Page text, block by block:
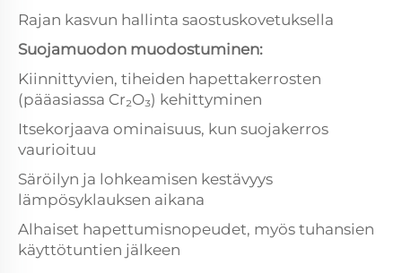
Rajan kasvun hallinta saostuskovetuksella
Suojamuodon muodostuminen:
Kiinnittyvien, tiheiden hapettakerrosten
(pääasiassa Cr₂O₃) kehittyminen
Itsekorjaava ominaisuus, kun suojakerros
vaurioituu
Säröilyn ja lohkeamisen kestävyys
lämpösyklauksen aikana
Alhaiset hapettumisnopeudet, myös tuhansien
käyttötuntien jälkeen